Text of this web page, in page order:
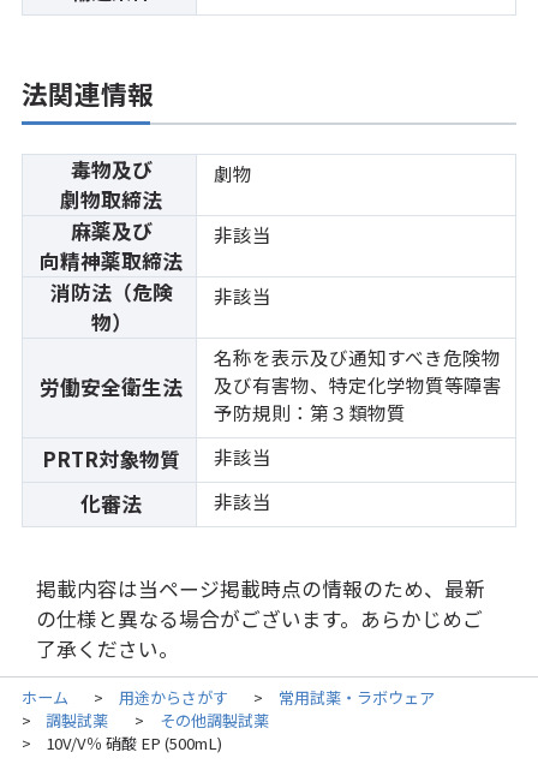
法関連情報
毒物及び
劇物取締法
劇物
麻薬及び
向精神薬取締法
非該当
消防法（危険
物）
非該当
労働安全衛生法
名称を表示及び通知すべき危険物
及び有害物、特定化学物質等障害
予防規則：第３類物質
PRTR対象物質 非該当
化審法 非該当
掲載内容は当ページ掲載時点の情報のため、最新
の仕様と異なる場合がございます。あらかじめご
了承ください。
ホーム > 用途からさがす > 常用試薬・ラボウェア
> 調製試薬 > その他調製試薬
> 10V/V％ 硝酸 EP (500mL)